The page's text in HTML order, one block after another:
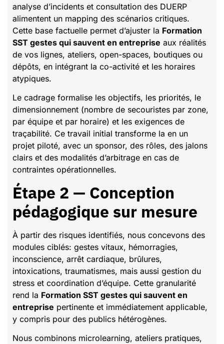
analyse d’incidents et consultation des DUERP
alimentent un mapping des scénarios critiques.
Cette base factuelle permet d’ajuster la Formation
SST gestes qui sauvent en entreprise aux réalités
de vos lignes, ateliers, open-spaces, boutiques ou
dépôts, en intégrant la co-activité et les horaires
atypiques.
Le cadrage formalise les objectifs, les priorités, le
dimensionnement (nombre de secouristes par zone,
par équipe et par horaire) et les exigences de
traçabilité. Ce travail initial transforme la en un
projet piloté, avec un sponsor, des rôles, des jalons
clairs et des modalités d’arbitrage en cas de
contraintes opérationnelles.
Étape 2 — Conception
pédagogique sur mesure
À partir des risques identifiés, nous concevons des
modules ciblés: gestes vitaux, hémorragies,
inconscience, arrêt cardiaque, brûlures,
intoxications, traumatismes, mais aussi gestion du
stress et coordination d’équipe. Cette granularité
rend la Formation SST gestes qui sauvent en
entreprise pertinente et immédiatement applicable,
y compris pour des publics hétérogènes.
Nous combinons microlearning, ateliers pratiques,